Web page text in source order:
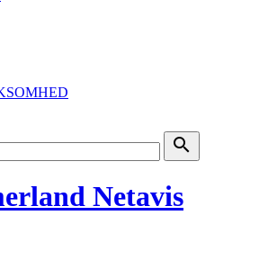
search
Netavis